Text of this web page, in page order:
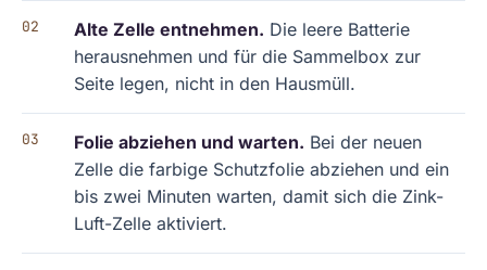
Alte Zelle entnehmen. Die leere Batterie
herausnehmen und für die Sammelbox zur
Seite legen, nicht in den Hausmüll.
Folie abziehen und warten. Bei der neuen
Zelle die farbige Schutzfolie abziehen und ein
bis zwei Minuten warten, damit sich die Zink-
Luft-Zelle aktiviert.